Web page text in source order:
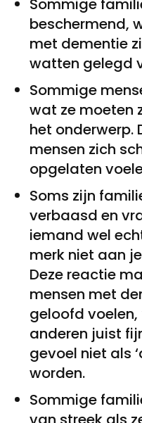
Sommige
beschermend,
met dementie
watten gelegd
Sommige
wat ze moeten
het onderwerp.
mensen zich
opgelaten
Soms zijn
verbaasd en
iemand wel
merk niet aan
Deze reactie
mensen met
geloofd
anderen juist
gevoel niet als
worden.
Sommige